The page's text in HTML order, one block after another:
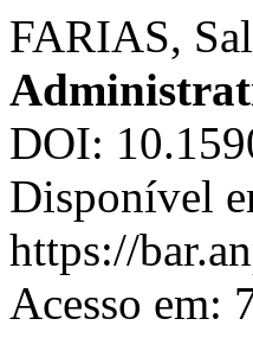
FARIAS,
DOI:
Disponível
https://
Acesso em: